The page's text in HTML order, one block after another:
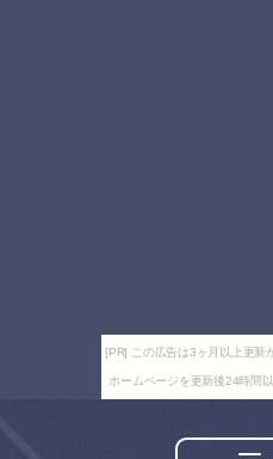
[PR] この広告は3ヶ月以上更新
ホームページを更新後24時間